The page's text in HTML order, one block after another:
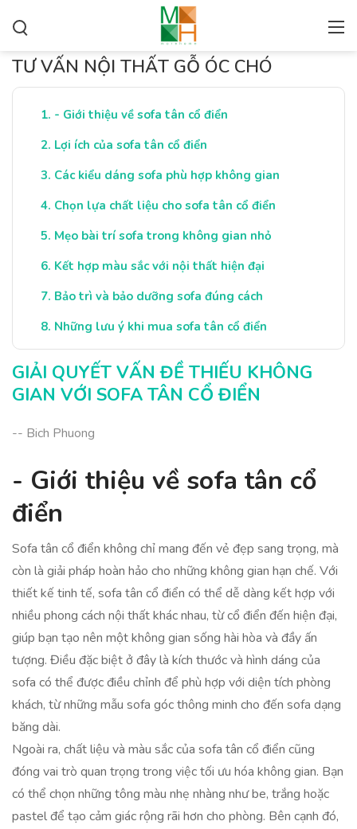
TƯ VẤN NỘI THẤT GỖ ÓC CHÓ
- Giới thiệu về sofa tân cổ điển
Lợi ích của sofa tân cổ điển
Các kiểu dáng sofa phù hợp không gian
Chọn lựa chất liệu cho sofa tân cổ điển
Mẹo bài trí sofa trong không gian nhỏ
Kết hợp màu sắc với nội thất hiện đại
Bảo trì và bảo dưỡng sofa đúng cách
Những lưu ý khi mua sofa tân cổ điển
Kết luận: Giải pháp cho không gian sống
GIẢI QUYẾT VẤN ĐỀ THIẾU KHÔNG
GIAN VỚI SOFA TÂN CỔ ĐIỂN
-- Bich Phuong
- Giới thiệu về sofa tân cổ
điển
Sofa tân cổ điển không chỉ mang đến vẻ đẹp sang trọng, mà
còn là giải pháp hoàn hảo cho những không gian hạn chế. Với
thiết kế tinh tế, sofa tân cổ điển có thể dễ dàng kết hợp với
nhiều phong cách nội thất khác nhau, từ cổ điển đến hiện đại,
giúp bạn tạo nên một không gian sống hài hòa và đầy ấn
tượng. Điều đặc biệt ở đây là kích thước và hình dáng của
sofa có thể được điều chỉnh để phù hợp với diện tích phòng
khách, từ những mẫu sofa góc thông minh cho đến sofa dạng
băng dài.
Ngoài ra, chất liệu và màu sắc của sofa tân cổ điển cũng
đóng vai trò quan trọng trong việc tối ưu hóa không gian. Bạn
có thể chọn những tông màu nhẹ nhàng như be, trắng hoặc
pastel để tạo cảm giác rộng rãi hơn cho phòng. Bên cạnh đó,